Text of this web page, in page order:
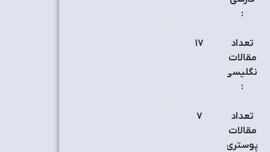
:
تعداد
مقالات
انگلیسی
:
۱٧
تعداد
مقالات
پوستری
٧